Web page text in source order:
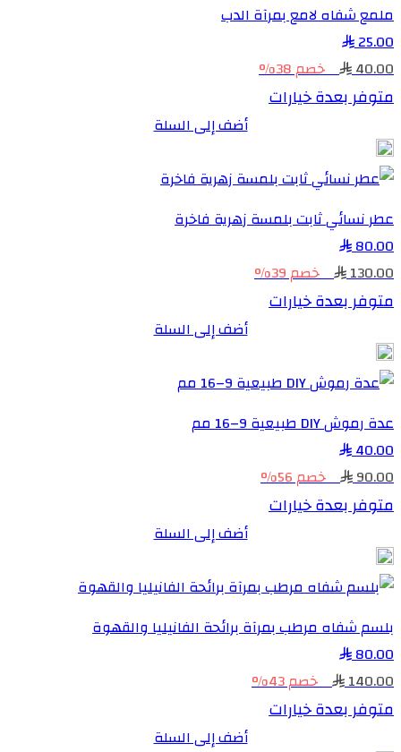
ملمع شفاه لامع بمرآة الدب
25.00
40.00
خصم 38%
متوفر بعدة خيارات
أضف إلى السلة
عطر نسائي ثابت بلمسة زهرية فاخرة
80.00
130.00
خصم 39%
متوفر بعدة خيارات
أضف إلى السلة
عدة رموش DIY طبيعية 9–16 مم
40.00
90.00
خصم 56%
متوفر بعدة خيارات
أضف إلى السلة
بلسم شفاه مرطب بمرآة برائحة الفانيليا والقهوة
80.00
140.00
خصم 43%
متوفر بعدة خيارات
أضف إلى السلة